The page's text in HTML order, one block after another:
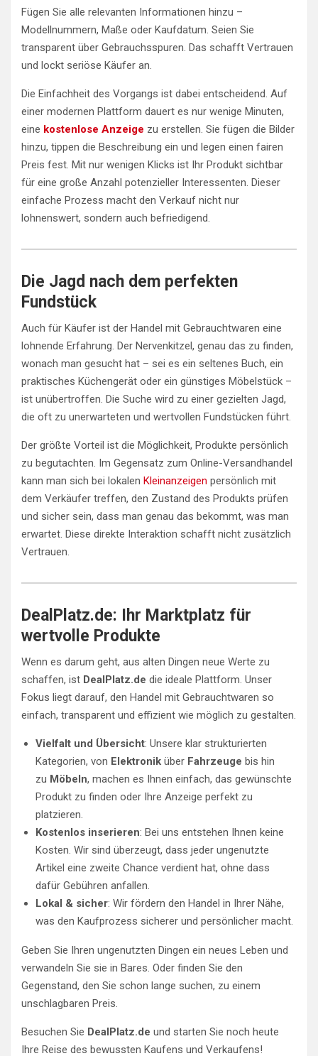
Fügen Sie alle relevanten Informationen hinzu –
Modellnummern, Maße oder Kaufdatum. Seien Sie
transparent über Gebrauchsspuren. Das schafft Vertrauen
und lockt seriöse Käufer an.
Die Einfachheit des Vorgangs ist dabei entscheidend. Auf
einer modernen Plattform dauert es nur wenige Minuten,
eine kostenlose Anzeige zu erstellen. Sie fügen die Bilder
hinzu, tippen die Beschreibung ein und legen einen fairen
Preis fest. Mit nur wenigen Klicks ist Ihr Produkt sichtbar
für eine große Anzahl potenzieller Interessenten. Dieser
einfache Prozess macht den Verkauf nicht nur
lohnenswert, sondern auch befriedigend.
Die Jagd nach dem perfekten
Fundstück
Auch für Käufer ist der Handel mit Gebrauchtwaren eine
lohnende Erfahrung. Der Nervenkitzel, genau das zu finden,
wonach man gesucht hat – sei es ein seltenes Buch, ein
praktisches Küchengerät oder ein günstiges Möbelstück –
ist unübertroffen. Die Suche wird zu einer gezielten Jagd,
die oft zu unerwarteten und wertvollen Fundstücken führt.
Der größte Vorteil ist die Möglichkeit, Produkte persönlich
zu begutachten. Im Gegensatz zum Online-Versandhandel
kann man sich bei lokalen Kleinanzeigen persönlich mit
dem Verkäufer treffen, den Zustand des Produkts prüfen
und sicher sein, dass man genau das bekommt, was man
erwartet. Diese direkte Interaktion schafft nicht zusätzlich
Vertrauen.
DealPlatz.de: Ihr Marktplatz für
wertvolle Produkte
Wenn es darum geht, aus alten Dingen neue Werte zu
schaffen, ist DealPlatz.de die ideale Plattform. Unser
Fokus liegt darauf, den Handel mit Gebrauchtwaren so
einfach, transparent und effizient wie möglich zu gestalten.
Vielfalt und Übersicht: Unsere klar strukturierten
Kategorien, von Elektronik über Fahrzeuge bis hin
zu Möbeln, machen es Ihnen einfach, das gewünschte
Produkt zu finden oder Ihre Anzeige perfekt zu
platzieren.
Kostenlos inserieren: Bei uns entstehen Ihnen keine
Kosten. Wir sind überzeugt, dass jeder ungenutzte
Artikel eine zweite Chance verdient hat, ohne dass
dafür Gebühren anfallen.
Lokal & sicher: Wir fördern den Handel in Ihrer Nähe,
was den Kaufprozess sicherer und persönlicher macht.
Geben Sie Ihren ungenutzten Dingen ein neues Leben und
verwandeln Sie sie in Bares. Oder finden Sie den
Gegenstand, den Sie schon lange suchen, zu einem
unschlagbaren Preis.
Besuchen Sie DealPlatz.de und starten Sie noch heute
Ihre Reise des bewussten Kaufens und Verkaufens!